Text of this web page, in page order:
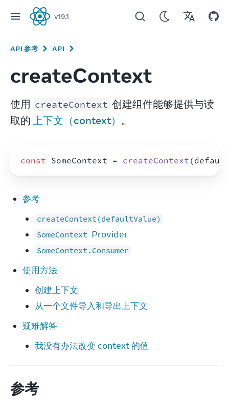
React
v19.1
API 参考 API
createContext
使用 createContext 创建组件能够提供与读
取的 上下文（context） 。
const SomeContext = createContext (
参考
createContext(defaultValue)
SomeContext Provider
SomeContext.Consumer
使用方法
创建上下文
从一个文件导入和导出上下文
疑难解答
我没有办法改变 context 的值
参考